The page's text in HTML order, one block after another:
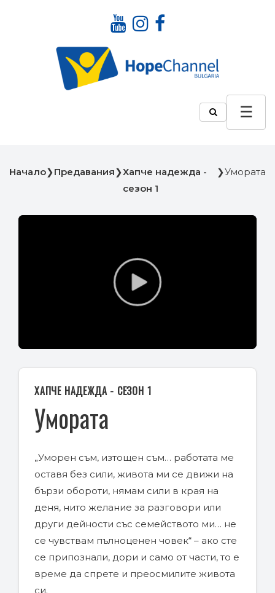
Начало❯Предавания❯Хапче надежда -
сезон 1
❯Умората
Play
ХАПЧЕ НАДЕЖДА - СЕЗОН 1
Умората
„Уморен съм, изтощен съм… работата ме
оставя без сили, живота ми се движи на
бързи обороти, нямам сили в края на
деня, нито желание за разговори или
други дейности със семейството ми… не
се чувствам пълноценен човек“ – ако сте
се припознали, дори и само от части, то е
време да спрете и преосмилите живота
си.